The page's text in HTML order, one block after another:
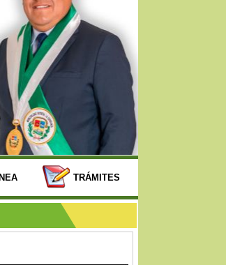
TRÁMITES